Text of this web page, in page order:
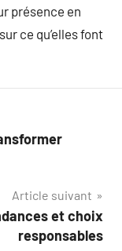
présence en
ce qu’elles font
Article suivant
et choix
responsables